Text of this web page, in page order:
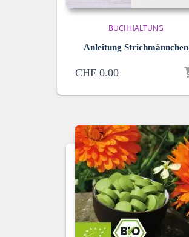
BUCHHALTUNG
Anleitung Strichmännchen
CHF 0.00